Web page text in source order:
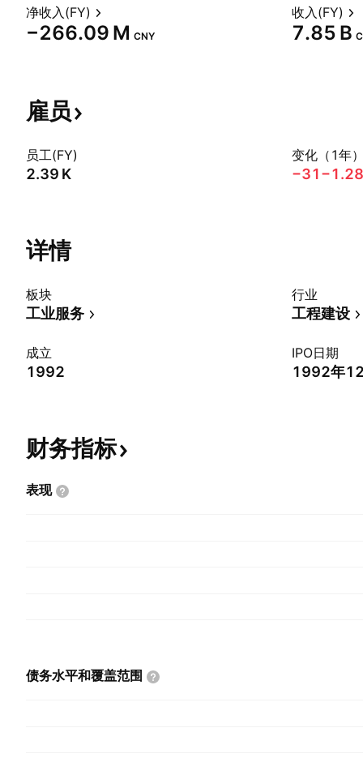
净收入(FY)
‪−266.09 M‬ CNY
收入(FY)
‪7.85 B‬
雇员
员工(FY)
‪2.39 K‬
变化（1年
−31
详情
板块
工业服务
行业
工程建设
成立
1992
IPO日期
1992年
财务指标
表现
债务水平和覆盖范围